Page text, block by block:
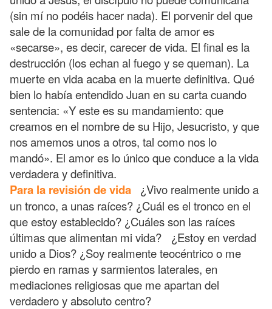
(sin mí no podéis hacer nada). El porvenir del que
sale de la comunidad por falta de amor es
«secarse», es decir, carecer de vida. El final es la
destrucción (los echan al fuego y se queman). La
muerte en vida acaba en la muerte definitiva. Qué
bien lo había entendido Juan en su carta cuando
sentencia: «Y este es su mandamiento: que
creamos en el nombre de su Hijo, Jesucristo, y que
nos amemos unos a otros, tal como nos lo
mandó». El amor es lo único que conduce a la vida
verdadera y definitiva.
Para la revisión de vida
¿Vivo realmente unido a
un tronco, a unas raíces? ¿Cuál es el tronco en el
que estoy establecido? ¿Cuáles son las raíces
últimas que alimentan mi vida? ¿Estoy en verdad
unido a Dios? ¿Soy realmente teocéntrico o me
pierdo en ramas y sarmientos laterales, en
mediaciones religiosas que me apartan del
verdadero y absoluto centro?